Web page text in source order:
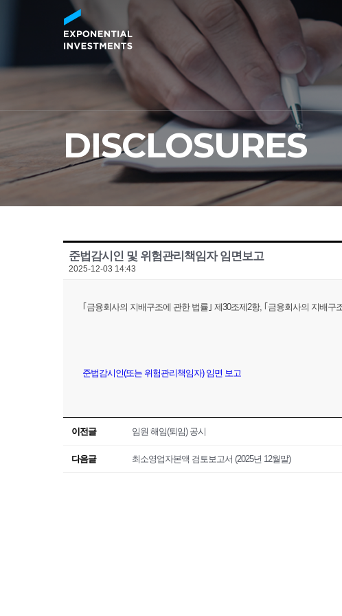
DISCLOSURES
준법감시인 및 위험관리책임자 임면보고
2025-12-03 14:43
｢금융회사의 지배구조에 관한 법률｣ 제30조제2항, ｢금융회사의 지배
준법감시인(또는 위험관리책임자) 임면 보고
이전글 임원 해임(퇴임) 공시
다음글 최소영업자본액 검토보고서 (2025년 12월말)